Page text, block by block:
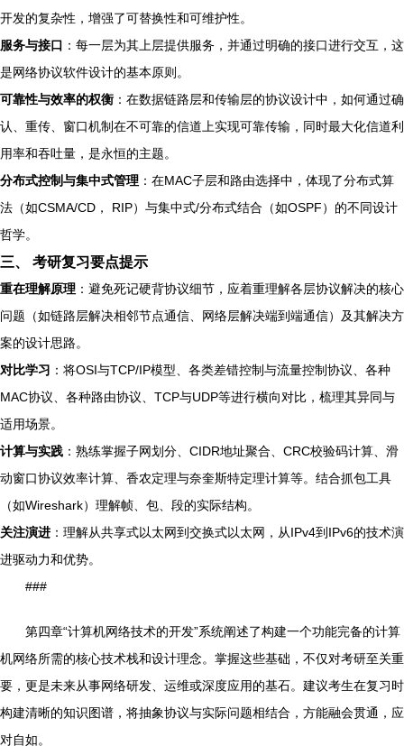
开发的复杂性，增强了可替换性和可维护性。
服务与接口 ：每一层为其上层提供服务，并通过明确的接口进行交互，这
是网络协议软件设计的基本原则。
可靠性与效率的权衡 ：在数据链路层和传输层的协议设计中，如何通过确
认、重传、窗口机制在不可靠的信道上实现可靠传输，同时最大化信道利
用率和吞吐量，是永恒的主题。
分布式控制与集中式管理 ：在MAC子层和路由选择中，体现了分布式算
法（如CSMA/CD， RIP）与集中式/分布式结合（如OSPF）的不同设计
哲学。
三、 考研复习要点提示
重在理解原理 ：避免死记硬背协议细节，应着重理解各层协议解决的核心
问题（如链路层解决相邻节点通信、网络层解决端到端通信）及其解决方
案的设计思路。
对比学习 ：将OSI与TCP/IP模型、各类差错控制与流量控制协议、各种
MAC协议、各种路由协议、TCP与UDP等进行横向对比，梳理其异同与
适用场景。
计算与实践 ：熟练掌握子网划分、CIDR地址聚合、CRC校验码计算、滑
动窗口协议效率计算、香农定理与奈奎斯特定理计算等。结合抓包工具
（如Wireshark）理解帧、包、段的实际结构。
关注演进 ：理解从共享式以太网到交换式以太网，从IPv4到IPv6的技术演
进驱动力和优势。
###
第四章“计算机网络技术的开发”系统阐述了构建一个功能完备的计算
机网络所需的核心技术栈和设计理念。掌握这些基础，不仅对考研至关重
要，更是未来从事网络研发、运维或深度应用的基石。建议考生在复习时
构建清晰的知识图谱，将抽象协议与实际问题相结合，方能融会贯通，应
对自如。